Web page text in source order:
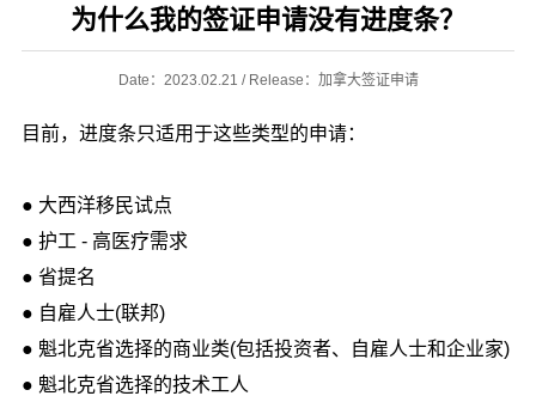
为什么我的签证申请没有进度条？
Date：2023.02.21 / Release：加拿大签证申请
目前，进度条只适用于这些类型的申请：
● 大西洋移民试点
● 护工 - 高医疗需求
● 省提名
● 自雇人士(联邦)
● 魁北克省选择的商业类(包括投资者、自雇人士和企业家)
● 魁北克省选择的技术工人